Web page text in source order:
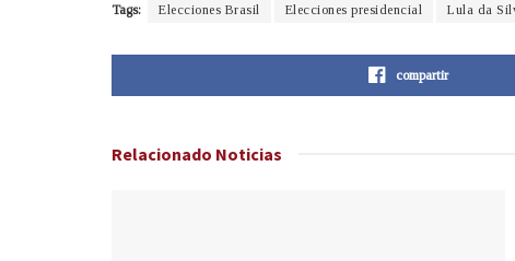
Tags: Elecciones Brasil Elecciones presidencial Lula da
compartir
Relacionado Noticias